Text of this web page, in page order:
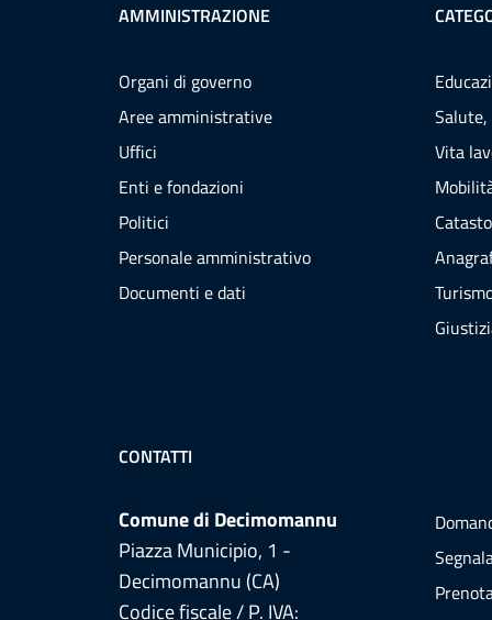
AMMINISTRAZIONE
Organi di governo
Aree amministrative
Uffici
Enti e fondazioni
Politici
Personale amministrativo
Documenti e dati
Salute,
Vita
CONTATTI
Comune di Decimomannu
Piazza Municipio, 1 -
Decimomannu (CA)
Codice fiscale / P. IVA: